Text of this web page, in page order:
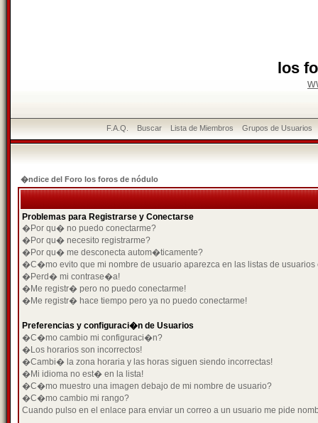
los
F.A.Q. Buscar Lista de Miembros Grupos de Usuarios
�ndice del Foro los foros de nódulo
Problemas para Registrarse y Conectarse
�Por qu� no puedo conectarme?
�Por qu� necesito registrarme?
�Por qu� me desconecta autom�ticamente?
�C�mo evito que mi nombre de usuario aparezca en las listas de usuarios
�Perd� mi contrase�a!
�Me registr� pero no puedo conectarme!
�Me registr� hace tiempo pero ya no puedo conectarme!
Preferencias y configuraci�n de Usuarios
�C�mo cambio mi configuraci�n?
�Los horarios son incorrectos!
�Cambi� la zona horaria y las horas siguen siendo incorrectas!
�Mi idioma no est� en la lista!
�C�mo muestro una imagen debajo de mi nombre de usuario?
�C�mo cambio mi rango?
Cuando pulso en el enlace para enviar un correo a un usuario me pide